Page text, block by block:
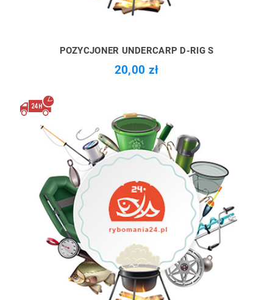
POZYCJONER UNDERCARP D-RIG S
20,00 zł